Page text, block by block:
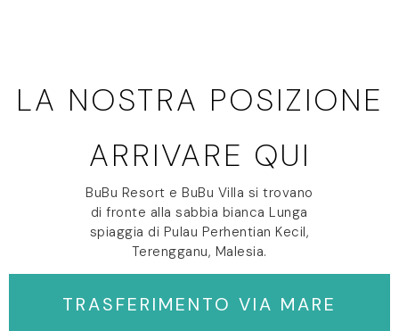
LA NOSTRA POSIZIONE
ARRIVARE QUI
BuBu Resort e BuBu Villa si trovano
di fronte alla sabbia bianca Lunga
spiaggia di Pulau Perhentian Kecil,
Terengganu, Malesia.
TRASFERIMENTO VIA MARE